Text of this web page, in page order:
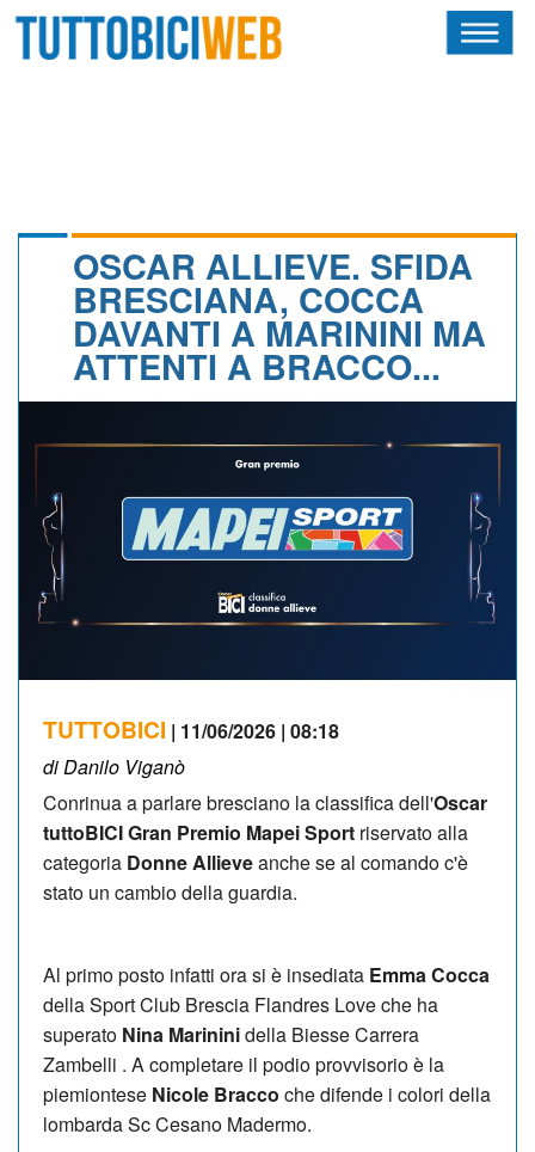
CALENDARIO
NEWSLETTER
OSCAR ALLIEVE. SFIDA
BRESCIANA, COCCA
DAVANTI A MARININI MA
ATTENTI A BRACCO...
TUTTOBICI | 11/06/2026 | 08:18
di Danilo Viganò
Conrinua a parlare bresciano la classifica dell'Oscar
tuttoBICI Gran Premio Mapei Sport riservato alla
categoria Donne Allieveanche se al comando c'è
stato un cambio della guardia.
Al primo posto infatti ora si è insediata Emma Cocca
della Sport Club Brescia Flandres Love che ha
superato Nina Marininidella Biesse Carrera
Zambelli . A completare il podio provvisorio è la
piemiontese Nicole Bracco che difende i colori della
lombarda Sc Cesano Madermo.